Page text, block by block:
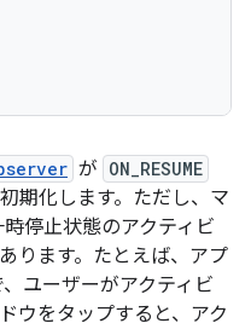
が ON_RESUME
期化します。ただし、マ
停止状態のアクティビ
ります。たとえば、アプ
ユーザーがアクティビ
ウをタップすると、アク